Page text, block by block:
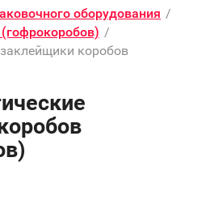
оборудования /
/
коробов